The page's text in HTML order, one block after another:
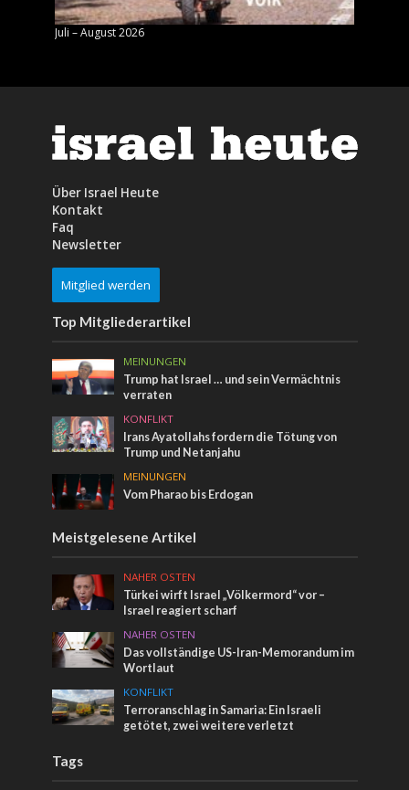
Juli – August 2026
Über Israel Heute
Kontakt
Faq
Newsletter
Mitglied werden
Top Mitgliederartikel
MEINUNGEN
Trump hat Israel … und sein Vermächtnis
verraten
KONFLIKT
Irans Ayatollahs fordern die Tötung von
Trump und Netanjahu
MEINUNGEN
Vom Pharao bis Erdogan
Meistgelesene Artikel
NAHER OSTEN
Türkei wirft Israel „Völkermord“ vor –
Israel reagiert scharf
NAHER OSTEN
Das vollständige US-Iran-Memorandum im
Wortlaut
KONFLIKT
Terroranschlag in Samaria: Ein Israeli
getötet, zwei weitere verletzt
Tags